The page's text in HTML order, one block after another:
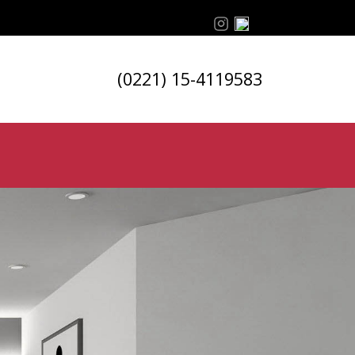
(0221) 15-4119583